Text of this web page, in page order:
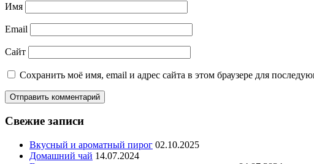
Имя
Email
Сайт
Сохранить моё имя, email и адрес сайта в этом браузере для
Свежие записи
Вкусный и ароматный пирог 02.10.2025
Домашний чай 14.07.2024